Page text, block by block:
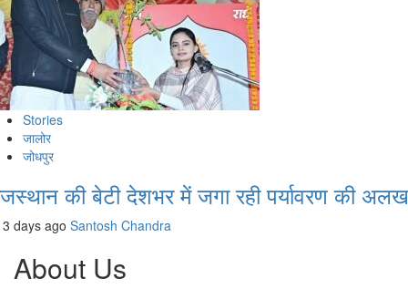
Stories
जालोर
जोधपुर
की बेटी देशभर में जगा रही पर्यावरण की अलख
3 days ago Santosh Chandra
About Us